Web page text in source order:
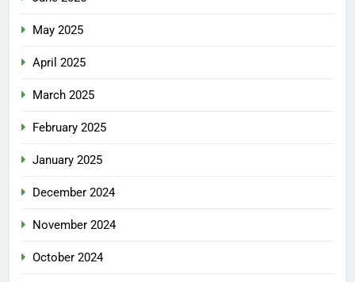
May 2025
April 2025
March 2025
February 2025
January 2025
December 2024
November 2024
October 2024